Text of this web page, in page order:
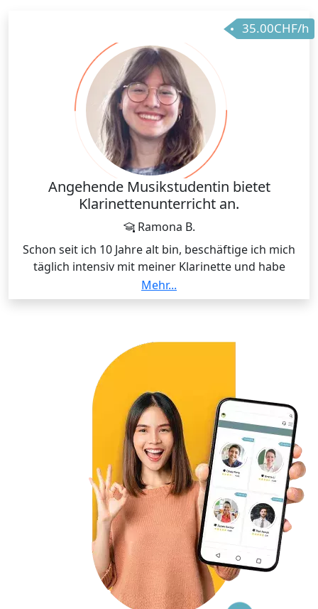
35.00CHF/h
Angehende Musikstudentin bietet
Klarinettenunterricht an.
Ramona B.
Schon seit ich 10 Jahre alt bin, beschäftige ich mich
täglich intensiv mit meiner Klarinette und habe
dadurch ein hohes Niveau erreicht. Ich spiele in
Jugendsinfonieorchestern, nehme an Wettbewerben
ich mein Musikstudium.
Mehr...